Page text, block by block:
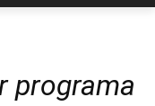
programa